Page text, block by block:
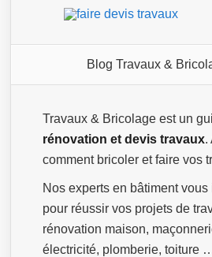
Blog Travaux &
Travaux & Bricolage est un
rénovation et devis travaux.
comment bricoler et faire vos
Nos experts en bâtiment vous
pour réussir vos projets de
rénovation maison,
électricité, plomberie, toiture